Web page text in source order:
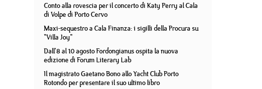
Conto alla rovescia per il concerto di Katy Perry al Cala
di Volpe di Porto Cervo
Maxi-sequestro a Cala Finanza: i sigilli della Procura su
"Villa Joy"
Dall'8 al 10 agosto Fordongianus ospita la nuova
edizione di Forum Literary Lab
Il magistrato Gaetano Bono allo Yacht Club Porto
Rotondo per presentare il suo ultimo libro